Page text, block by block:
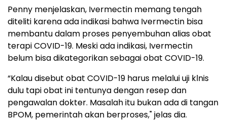
Penny menjelaskan, Ivermectin memang tengah
diteliti karena ada indikasi bahwa Ivermectin bisa
membantu dalam proses penyembuhan alias obat
terapi COVID-19. Meski ada indikasi, Ivermectin
belum bisa dikategorikan sebagai obat COVID-19.
“Kalau disebut obat COVID-19 harus melalui uji klnis
dulu tapi obat ini tentunya dengan resep dan
pengawalan dokter. Masalah itu bukan ada di tangan
BPOM, pemerintah akan berproses," jelas dia.